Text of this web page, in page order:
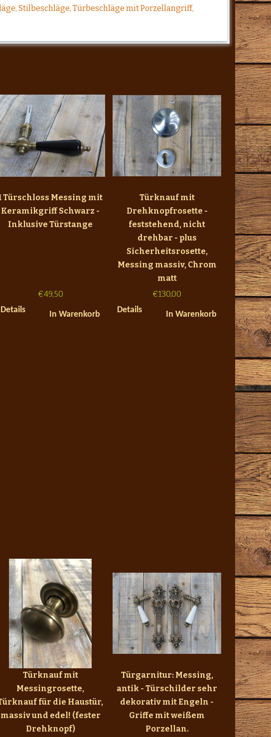
Stilbeschläge, Türbeschläge mit Porzellangriff,
Türschloss Messing mit
Keramikgriff Schwarz -
Inklusive Türstange
€49,50
Details
In Warenkorb
Türknauf mit
Drehknopfrosette -
feststehend, nicht
drehbar - plus
Sicherheitsrosette,
Messing massiv, Chrom
matt
€130,00
Details
In Warenkorb
Türknauf mit
Messingrosette,
für die Haustür,
massiv und edel! (fester
Drehknopf)
Türgarnitur: Messing,
antik - Türschilder sehr
dekorativ mit Engeln -
Griffe mit weißem
Porzellan.